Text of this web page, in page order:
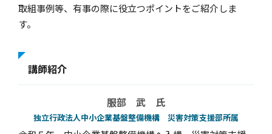
取組事例等、有事の際に役立つポイントをご紹介しま
す。
講師紹介
服部 武 氏
独立行政法人中小企業基盤整備機構 災害対策支援部所属